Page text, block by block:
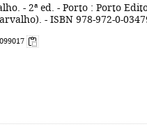
- 2ª ed. - Porto : Porto
- ISBN 978-972-0-